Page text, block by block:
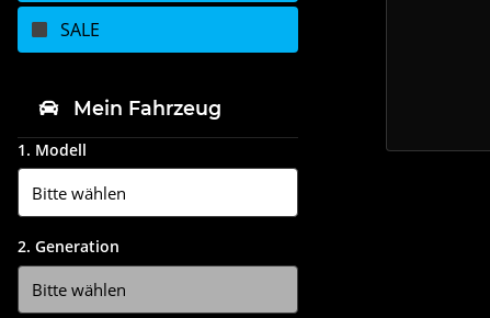
SALE
Mein Fahrzeug
1. Modell
2. Generation